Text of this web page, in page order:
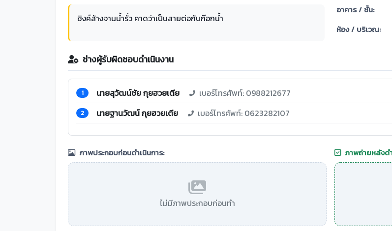
ซิงค์ล้างจานน้ำรั่ว คาดว่าเป็นสายต่อกับก๊อกน้ำ
อาคาร / ชั้น:
ห้อง / บริเวณ:
ช่างผู้รับผิดชอบดำเนินงาน
1 นายสุวัฒน์ชัย กุยฮวยเตีย เบอร์โทรศัพท์: 0988212677
2 นายฐานวัฒน์ กุยฮวยเตีย เบอร์โทรศัพท์: 0623282107
ภาพประกอบก่อนดำเนินการ:
ไม่มีภาพประกอบก่อนทำ
ภาพถ่ายหลังด